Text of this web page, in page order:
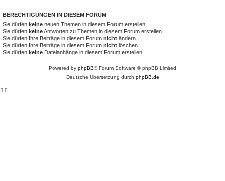
BERECHTIGUNGEN IN DIESEM FORUM
Sie dürfen keine neuen Themen in diesem Forum erstellen.
Sie dürfen keineAntworten zu Themen in diesem Forum erstellen.
Sie dürfen Ihre Beiträge in diesem Forum nicht ändern.
Sie dürfen Ihre Beiträge in diesem Forum nicht löschen.
Sie dürfen keine Dateianhänge in diesem Forum erstellen.
Powered by phpBB® Forum Software © phpBB Limited
Deutsche Übersetzung durch phpBB.de